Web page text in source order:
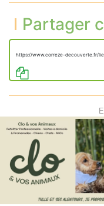
Partager
https://www.correze-decouverte.fr/